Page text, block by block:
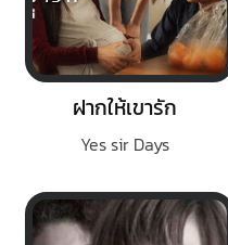
ฝากให้เขารัก
Yes sir Days